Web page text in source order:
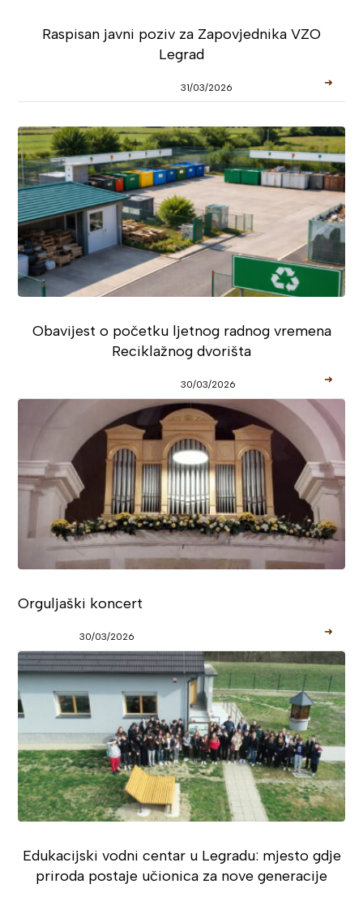
Raspisan javni poziv za Zapovjednika VZO
Legrad
31/03/2026 ➜
Obavijest o početku ljetnog radnog vremena
Reciklažnog dvorišta
30/03/2026 ➜
Orguljaški koncert
30/03/2026 ➜
Edukacijski vodni centar u Legradu: mjesto gdje
priroda postaje učionica za nove generacije